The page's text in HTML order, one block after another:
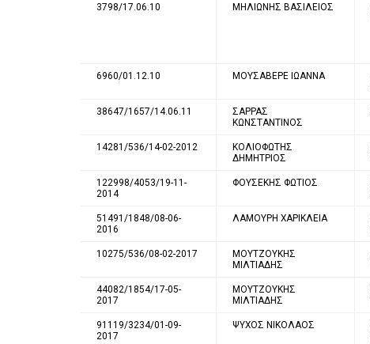
3798/17.06.10 ΜΗΛΙΩΝΗΣ ΒΑΣΙΛΕΙΟΣ
6960/01.12.10 ΜΟΥΣΑΒΕΡΕ ΙΩΑΝΝΑ
38647/1657/14.06.11
ΣΑΡΡΑΣ
ΚΩΝΣΤΑΝΤΙΝΟΣ
14281/536/14-02-2012
ΚΟΛΙΟΦΩΤΗΣ
ΔΗΜΗΤΡΙΟΣ
122998/4053/19-11-
2014
ΦΟΥΣΕΚΗΣ ΦΩΤΙΟΣ
51491/1848/08-06-
2016
ΛΑΜΟΥΡΗ ΧΑΡΙΚΛΕΙΑ
10275/536/08-02-2017
ΜΟΥΤΖΟΥΚΗΣ
ΜΙΛΤΙΑΔΗΣ
44082/1854/17-05-
2017
ΜΟΥΤΖΟΥΚΗΣ
ΜΙΛΤΙΑΔΗΣ
91119/3234/01-09-
2017
ΨΥΧΟΣ ΝΙΚΟΛΑΟΣ